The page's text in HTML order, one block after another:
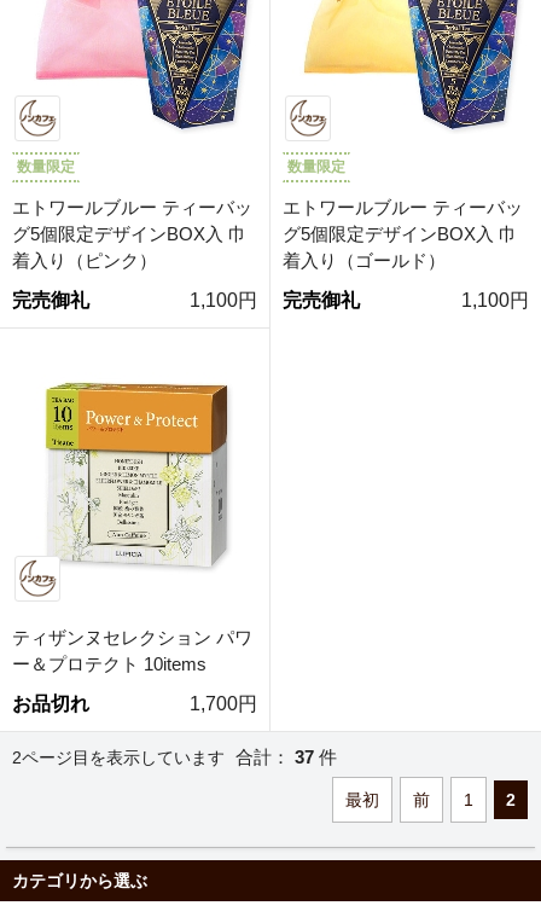
数量限定
エトワールブルー ティーバッ
グ5個限定デザインBOX入 巾
着入り（ピンク）
完売御礼
1,100円
数量限定
エトワールブルー ティーバッ
グ5個限定デザインBOX入 巾
着入り（ゴールド）
完売御礼
1,100円
ティザンヌセレクション パワ
ー＆プロテクト 10items
お品切れ
1,700円
2ページ目を表示しています 合計： 37 件
最初 前 1 2
カテゴリから選ぶ